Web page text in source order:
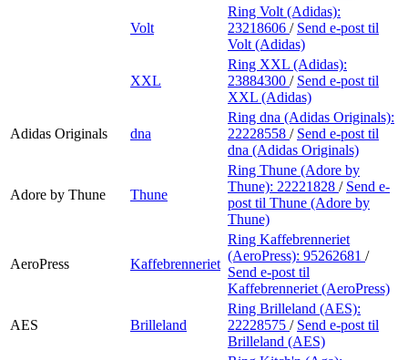
Volt
Ring Volt (Adidas):
23218606 / Send e-post til
Volt (Adidas)
XXL
Ring XXL (Adidas):
23884300 / Send e-post til
XXL (Adidas)
Adidas Originals dna
Ring dna (Adidas Originals):
22228558 / Send e-post til
dna (Adidas Originals)
Adore by Thune Thune
Ring Thune (Adore by
Thune): 22221828 / Send e-
post til Thune (Adore by
Thune)
AeroPress Kaffebrenneriet
Ring Kaffebrenneriet
(AeroPress): 95262681 /
Send e-post til
Kaffebrenneriet (AeroPress)
AES Brilleland
Ring Brilleland (AES):
22228575 / Send e-post til
Brilleland (AES)